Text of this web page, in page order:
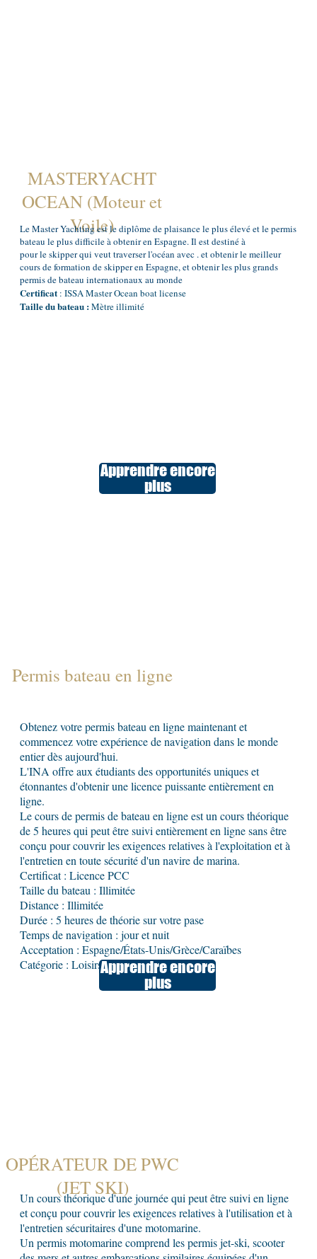
MASTERYACHT
OCEAN (Moteur et
Voile)
Le Master Yachting est le diplôme de plaisance le plus élevé et le permis
bateau le plus difficile à obtenir en Espagne. Il est destiné à
pour le skipper qui veut traverser l'océan avec . et obtenir le meilleur
cours de formation de skipper en Espagne, et obtenir les plus grands
permis de bateau internationaux au monde
Certificat: ISSA Master Ocean boat license
Taille du bateau :Mètre illimité
Apprendre encore
plus
Permis bateau en ligne
Obtenez votre permis bateau en ligne maintenant et
commencez votre expérience de navigation dans le monde
entier dès aujourd'hui.
L'INA offre aux étudiants des opportunités uniques et
étonnantes d'obtenir une licence puissante entièrement en
ligne.
Le cours de permis de bateau en ligne est un cours théorique
de 5 heures qui peut être suivi entièrement en ligne sans être
conçu pour couvrir les exigences relatives à l'exploitation et à
l'entretien en toute sécurité d'un navire de marina.
Certificat : Licence PCC
Taille du bateau : Illimitée
Distance : Illimitée
Durée : 5 heures de théorie sur votre pase
Temps de navigation : jour et nuit
Acceptation : Espagne/États-Unis/Grèce/Caraïbes
Catégorie : LoisirsApprendre encore
plus
OPÉRATEUR DE PWC
(JET SKI)
Un cours théorique d'une journée qui peut être suivi en ligne
et conçu pour couvrir les exigences relatives à l'utilisation et à
l'entretien sécuritaires d'une motomarine.
Un permis motomarine comprend les permis jet-ski, scooter